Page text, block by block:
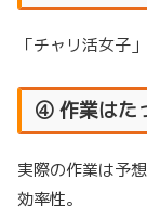
「チャリ活女子
④ 作業はた
実際の作業は予
効率性。